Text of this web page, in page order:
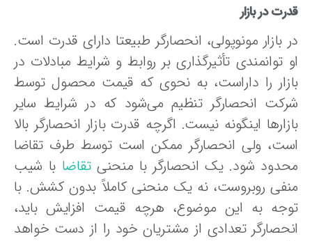
در بازار
بازار مونوپولی، انحصارگر طبیعتا دارای قدرت است.
توانمندی تأثیرگذاری بر روابط و شرایط مبادلات در
را داراست، به نحوی که قیمت محصول توسط
انحصارگر تنظیم می‌شود که در شرایط سایر
اینگونه نیست. اگرچه قدرت بازار انحصارگر بالا
ولی انحصارگر ممکن است توسط طرف تقاضا
شود. یک انحصارگر با منحنیتقاضابا شیب
روبروست، نه یک منحنی کاملاً بدون کشش. با
به این موضوع، هرچه قیمت افزایش باید،
تعدادی از مشتریان خود را از دست خواهد